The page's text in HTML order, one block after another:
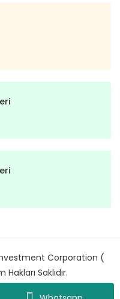
Corporation (
Saklıdır.